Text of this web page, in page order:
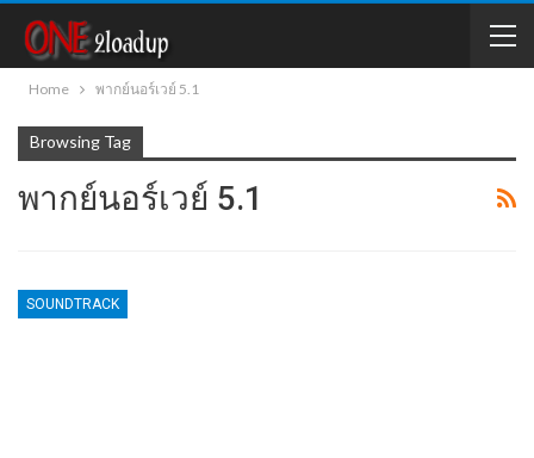
Home พากย์นอร์เวย์ 5.1
Browsing Tag
พากย์นอร์เวย์ 5.1
SOUNDTRACK